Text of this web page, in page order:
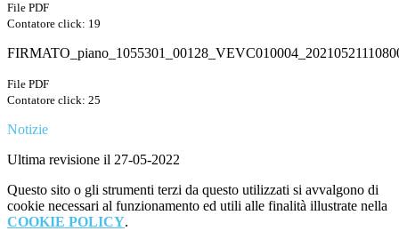
File PDF
Contatore click: 19
File PDF
Contatore click: 25
Notizie
Ultima revisione il 27-05-2022
Questo sito o gli strumenti terzi da questo utilizzati si avvalgono di
cookie necessari al funzionamento ed utili alle finalità illustrate nella
COOKIE POLICY.